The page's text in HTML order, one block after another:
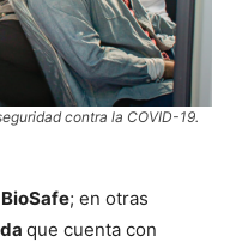
contra la COVID-19.
; en otras
que cuenta con